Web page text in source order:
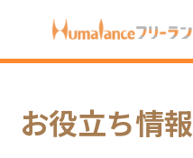
HOME お役立ち情報
お役立ち情報